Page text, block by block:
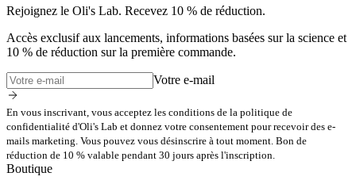
Rejoignez le Oli's Lab. Recevez 10 % de réduction.
Accès exclusif aux lancements, informations basées sur la science et
10 % de réduction sur la première commande.
Votre e-mail
En vous inscrivant, vous acceptez les conditions de la politique de
confidentialité d'Oli's Lab et donnez votre consentement pour recevoir des e-
mails marketing. Vous pouvez vous désinscrire à tout moment. Bon de
réduction de 10 % valable pendant 30 jours après l'inscription.
Boutique